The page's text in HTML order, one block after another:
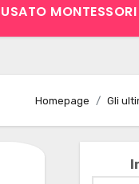
USATO MONTESSORI
Homepage Gli